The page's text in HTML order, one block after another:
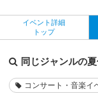
イベント詳細
トップ
同じジャンルの
コンサート・音楽イ